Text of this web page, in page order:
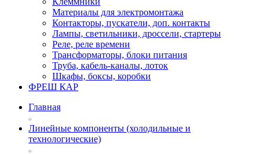
Материалы для электромонтажа
Контакторы, пускатели, доп. контакты
Лампы, светильники, дроссели, стартеры
Реле, реле времени
Трансформаторы, блоки питания
Труба, кабель-каналы, лоток
Шкафы, боксы, коробки
ФРЕШ КАР
Главная
Линейные компоненты (холодильные и
технологические)